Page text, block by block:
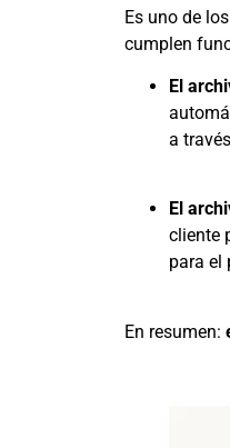
Es uno de
cumplen
El
a
El
cliente
para el
En resumen: